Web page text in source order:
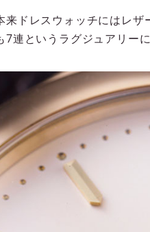
来ドレスウォッチにはレ
7連というラグジュアリー